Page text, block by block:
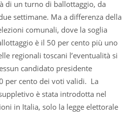
di un turno di ballottaggio, da
settimane. Ma a differenza della
comunali, dove la soglia
è il 50 per cento più uno
regionali toscani l’eventualità si
candidato presidente
per cento dei voti validi. La
è stata introdotta nel
in Italia, solo la legge elettorale